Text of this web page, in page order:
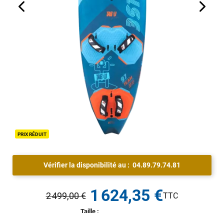
PRIX RÉDUIT
Vérifier la disponibilité au : 04.89.79.74.81
Taille :
2 499,00 € 1 624,35 €